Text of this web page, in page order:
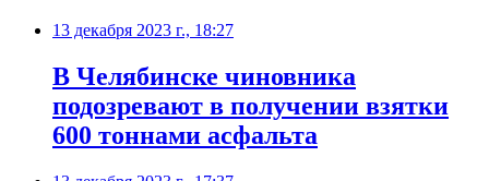
13 декабря 2023 г., 18:27
В Челябинске чиновника
подозревают в получении взятки
600 тоннами асфальта